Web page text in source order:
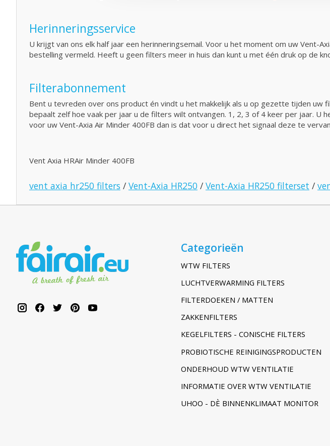
Herinneringsservice
U krijgt van ons elk half jaar een herinneringsemail. Voor u het moment om uw
bestelling vermeld. Heeft u geen filters meer in huis dan kunt u met één druk op de
Filterabonnement
Bent u tevreden over ons product én vindt u het makkelijk als u op gezette tijden uw
bepaalt zelf hoe vaak per jaar u de filters wilt ontvangen. 1, 2, 3 of 4 keer per jaar. U
voor uw Vent-Axia Air Minder 400FB dan is dat voor u direct het signaal deze te
Vent Axia HRAir Minder 400FB
vent axia hr250 filters / Vent-Axia HR250 / Vent-Axia HR250 filterset /
Categorieën
WTW FILTERS
LUCHTVERWARMING FILTERS
FILTERDOEKEN / MATTEN
ZAKKENFILTERS
KEGELFILTERS - CONISCHE FILTERS
PROBIOTISCHE REINIGINGSPRODUCTEN
ONDERHOUD WTW VENTILATIE
INFORMATIE OVER WTW VENTILATIE
UHOO - DÈ BINNENKLIMAAT MONITOR